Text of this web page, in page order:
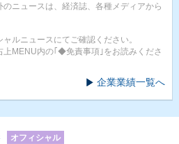
ニュースは、経済誌、各種メディアから
ルニュースにてご確認ください。
MENU内の｢◆免責事項｣をお読みくださ
企業業績一覧へ
オフィシャル